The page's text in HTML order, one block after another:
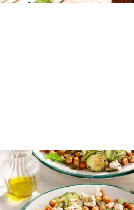
πικάντικα ρεβίθια με